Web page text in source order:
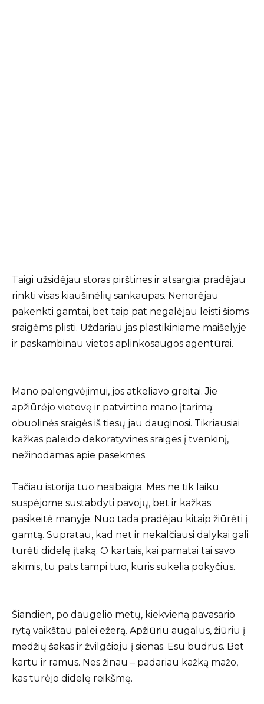
Taigi užsidėjau storas pirštines ir atsargiai pradėjau
rinkti visas kiaušinėlių sankaupas. Nenorėjau
pakenkti gamtai, bet taip pat negalėjau leisti šioms
sraigėms plisti. Uždariau jas plastikiniame maišelyje
ir paskambinau vietos aplinkosaugos agentūrai.
Mano palengvėjimui, jos atkeliavo greitai. Jie
apžiūrėjo vietovę ir patvirtino mano įtarimą:
obuolinės sraigės iš tiesų jau dauginosi. Tikriausiai
kažkas paleido dekoratyvines sraiges į tvenkinį,
nežinodamas apie pasekmes.
Tačiau istorija tuo nesibaigia. Mes ne tik laiku
suspėjome sustabdyti pavojų, bet ir kažkas
pasikeitė manyje. Nuo tada pradėjau kitaip žiūrėti į
gamtą. Supratau, kad net ir nekalčiausi dalykai gali
turėti didelę įtaką. O kartais, kai pamatai tai savo
akimis, tu pats tampi tuo, kuris sukelia pokyčius.
Šiandien, po daugelio metų, kiekvieną pavasario
rytą vaikštau palei ežerą. Apžiūriu augalus, žiūriu į
medžių šakas ir žvilgčioju į sienas. Esu budrus. Bet
kartu ir ramus. Nes žinau – padariau kažką mažo,
kas turėjo didelę reikšmę.